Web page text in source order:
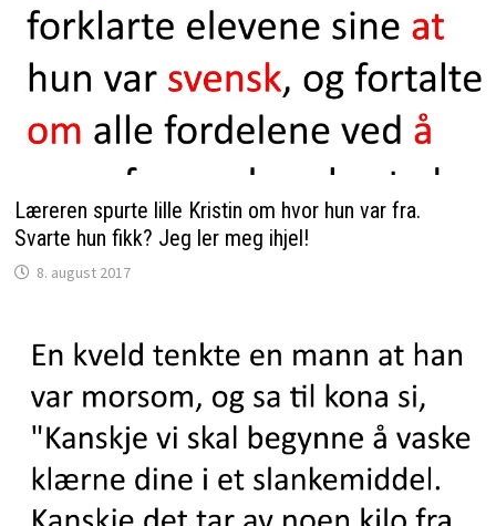
Læreren spurte lille Kristin om hvor hun var fra.
Svarte hun fikk? Jeg ler meg ihjel!
8. august 2017